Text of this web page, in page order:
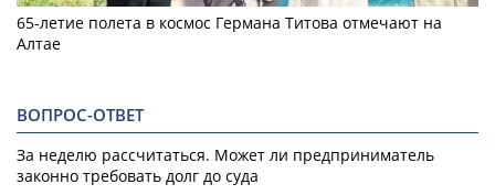
65-летие полета в космос Германа Титова отмечают на
Алтае
ВОПРОС-ОТВЕТ
За неделю рассчитаться. Может ли предприниматель
законно требовать долг до суда